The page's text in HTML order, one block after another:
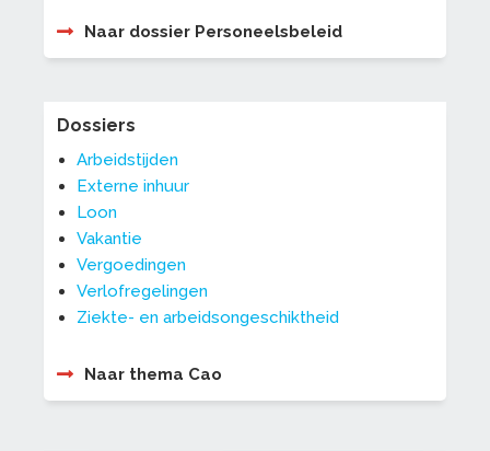
Naar dossier Personeelsbeleid
Dossiers
Arbeidstijden
Externe inhuur
Loon
Vakantie
Vergoedingen
Verlofregelingen
Ziekte- en arbeidsongeschiktheid
Naar thema Cao